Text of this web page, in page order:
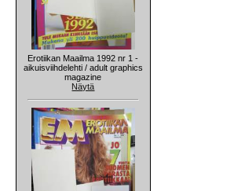
Erotiikan Maailma 1992 nr 1 -
aikuisviihdelehti / adult graphics
magazine
Näytä